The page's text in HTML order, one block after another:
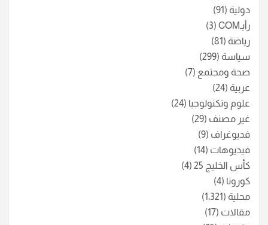
دولية (91)
رأيـCOM
(3)
رياضة (81)
سياسة (299)
صحة ومجتمع (7)
عربية (24)
علوم وتكنولوجيا (24)
غير مصنف (29)
فديوغراف (9)
فيديوهات (14)
كأس الخليج 25
(4)
كورونا (4)
محلية (1٬321)
مقالات (17)